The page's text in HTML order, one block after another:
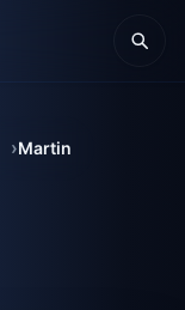
Martin